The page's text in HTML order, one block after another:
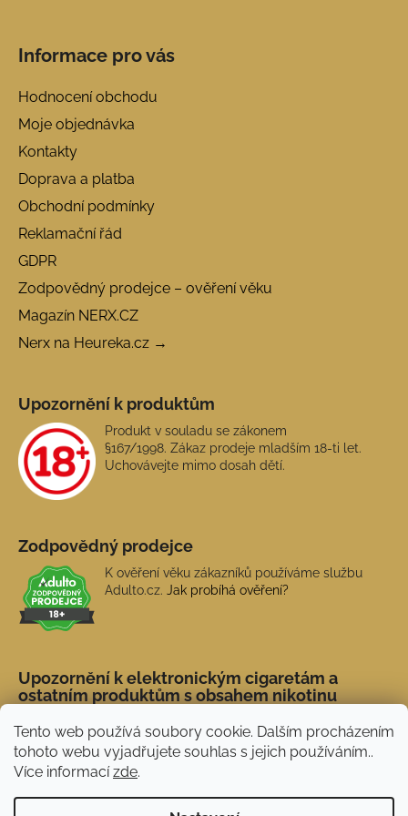
Tento web používá soubory cookie. Dalším procházením
tohoto webu vyjadřujete souhlas s jejich používáním..
Více informacízde.
Informace pro vás
Hodnocení obchodu
Moje objednávka
Kontakty
Doprava a platba
Obchodní podmínky
Reklamační řád
GDPR
Zodpovědný prodejce – ověření věku
Magazín NERX.CZ
Nerx na Heureka.cz →
Upozornění k produktům
Produkt v souladu se zákonem
§167/1998. Zákaz prodeje mladším 18-ti let.
Uchovávejte mimo dosah dětí.
Zodpovědný prodejce
K ověření věku zákazníků používáme službu
Adulto.cz. Jak probíhá ověření?
Upozornění k elektronickým cigaretám a
ostatním produktům s obsahem nikotinu